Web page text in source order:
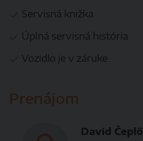
Servisná knižka
Úplná servisná história
Vozidlo je v záruke
Prenájom
David Čeplö